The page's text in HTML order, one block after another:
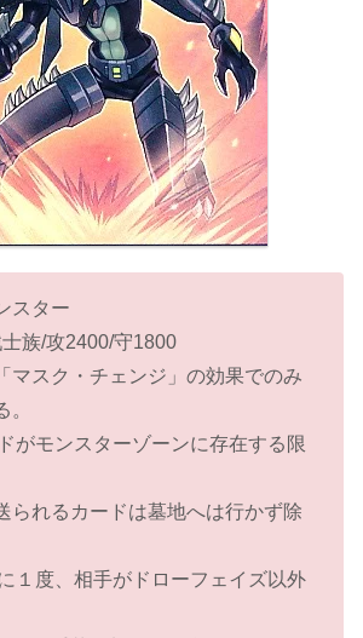
スター
族/攻2400/守1800
マスク・チェンジ」の効果でのみ
がモンスターゾーンに存在する限
られるカードは墓地へは行かず除
１度、相手がドローフェイズ以外